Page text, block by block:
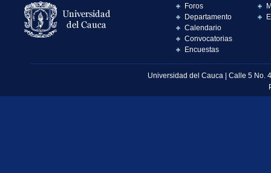
Foros
Departamento
Calendario
Convocatorias
Encuestas
Universidad del Cauca | Calle 5 No.